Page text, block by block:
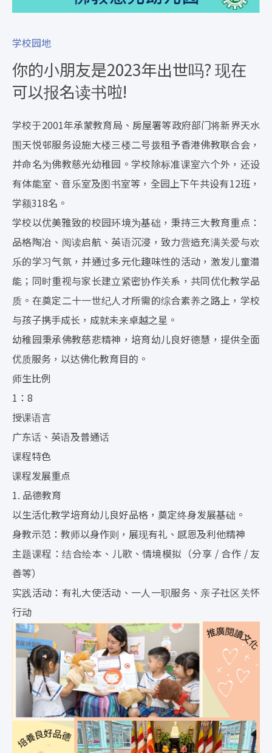
学校园地
你的小朋友是2023年出世吗? 现在
可以报名读书啦!
学校于2001年承蒙教育局、房屋署等政府部门将新界天水
围天悦邨服务设施大楼三楼二号拨租予香港佛教联合会，
并命名为佛教慈光幼稚园。学校除标准课室六个外，还设
有体能室、音乐室及图书室等，全园上下午共设有12班，
学额318名。
学校以优美雅致的校园环境为基础，秉持三大教育重点：
品格陶冶、阅读启航、英语沉浸，致力营造充满关爱与欢
乐的学习气氛，并通过多元化趣味性的活动，激发儿童潜
能；同时重视与家长建立紧密协作关系，共同优化教学品
质。在奠定二十一世纪人才所需的综合素养之路上，学校
与孩子携手成长，成就未来卓越之星。
幼稚园秉承佛教慈悲精神，培育幼儿良好德慧，提供全面
优质服务，以达佛化教育目的。
师生比例
1：8
授课语言
广东话、英语及普通话
课程特色
课程发展重点
1. 品德教育
以生活化教学培育幼儿良好品格，奠定终身发展基础。
身教示范：教师以身作则，展现有礼、感恩及利他精神
主题课程：结合绘本、儿歌、情境模拟（分享 / 合作 / 友
善等）
实践活动：有礼大使活动、一人一职服务、亲子社区关怀
行动